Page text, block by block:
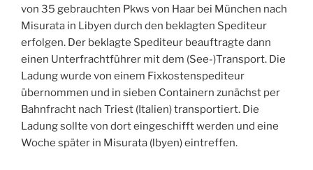
von 35 gebrauchten Pkws von Haar bei München nach
Misurata in Libyen durch den beklagten Spediteur
erfolgen. Der beklagte Spediteur beauftragte dann
einen Unterfrachtführer mit dem (See-)Transport. Die
Ladung wurde von einem Fixkostenspediteur
übernommen und in sieben Containern zunächst per
Bahnfracht nach Triest (Italien) transportiert. Die
Ladung sollte von dort eingeschifft werden und eine
Woche später in Misurata (lbyen) eintreffen.